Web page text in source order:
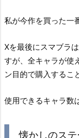
私が今作を買った一
Xを最後にスマブラ
すが、全キャラが使
ン目的で購入するこ
使用できるキャラ数
懐かしのス